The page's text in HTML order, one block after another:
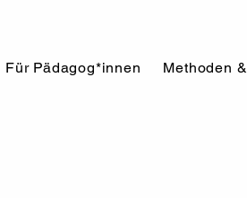
Für Pädagog*innen Methoden